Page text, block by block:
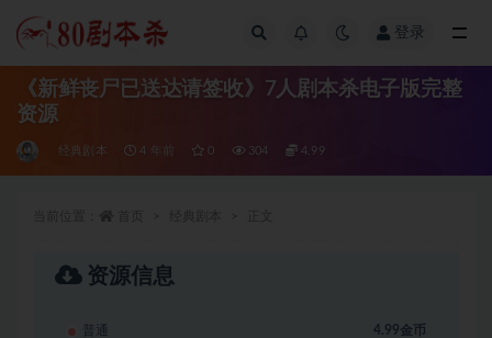
登录
《新鲜丧尸已送达请签收》7人剧本杀电子版完整
资源
经典剧本 4 年前 0 304 4.99
资源信息
普通 4.99金币